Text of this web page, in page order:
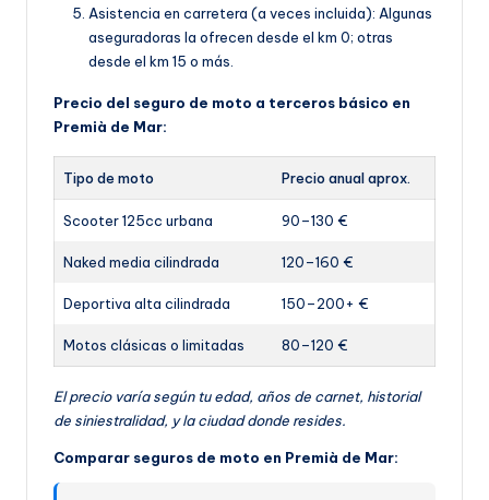
Asistencia en carretera (a veces incluida): Algunas
aseguradoras la ofrecen desde el km 0; otras
desde el km 15 o más.
Precio del seguro de moto a terceros básico en
Premià de Mar:
Tipo de moto Precio anual aprox.
Scooter 125cc urbana 90–130 €
Naked media cilindrada 120–160 €
Deportiva alta cilindrada 150–200+ €
Motos clásicas o limitadas 80–120 €
El precio varía según tu edad, años de carnet, historial
de siniestralidad, y la ciudad donde resides.
Comparar seguros de moto en Premià de Mar: